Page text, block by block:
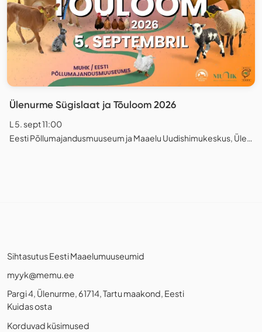
Ülenurme Sügislaat ja Tõuloom 2026
L 5. sept 11:00
Sihtasutus Eesti Maaelumuuseumid
myyk@memu.ee
Pargi 4, Ülenurme, 61714, Tartu maakond, Eesti
Kuidas osta
Korduvad küsimused